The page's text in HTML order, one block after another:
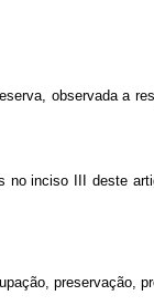
observada a
no inciso III deste
preservação,